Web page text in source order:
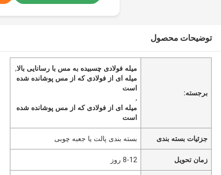
توضیحات محصول
برجسته:
میله فولادی چسبیده به مس با رسانایی بالا,
میله ای از فولادی که از مس پوشانده شده
است
,
میله ای از فولادی که از مس پوشانده شده
است
جزئیات بسته بندی بسته بندی پالت یا جعبه چوبی
زمان تحویل 8-12 روز